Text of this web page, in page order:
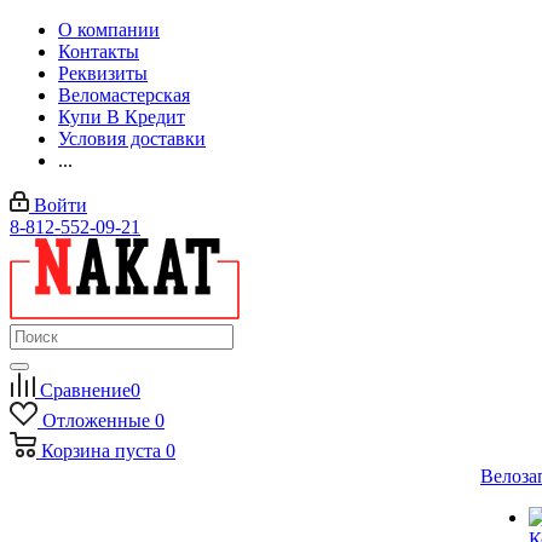
О компании
Контакты
Реквизиты
Веломастерская
Купи В Кредит
Условия доставки
...
Войти
8-812-552-09-21
Сравнение0
Отложенные 0
Корзина пуста 0